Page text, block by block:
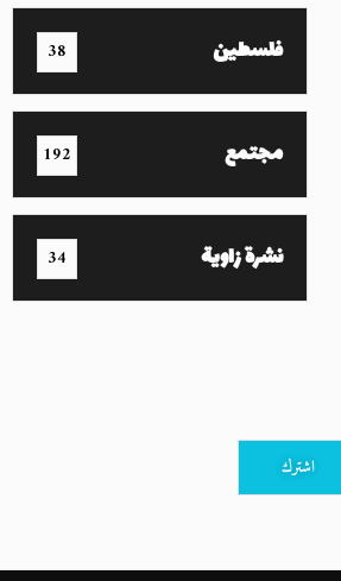
فلسطين 38
مجتمع 192
نشرة زاوية 34
اشترك